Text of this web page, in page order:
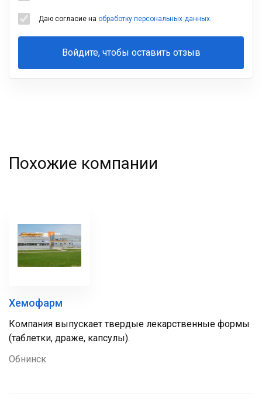
Даю согласие на обработку персональных данных.
Войдите, чтобы оставить отзыв
Ваша
Похожие компании
Хемофарм
Компания выпускает твердые лекарственные формы
(таблетки, драже, капсулы).
Обнинск